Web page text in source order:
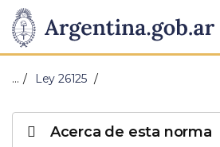
Presidencia
de
Nación
Pasar al contenido principal
… Ley 26125
Acerca de esta norma